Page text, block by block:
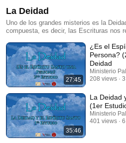
La Deidad
Uno de los grandes misterios es la
compuesta, es decir, las Escrituras nos
por el bienestar del universo y
En esta serie de estudios lograremos
está conformada por tres personas
mismo propósito. Veremos a cada ser
características y trabajo que realizan.
27:45
¿Es el
Persona?
Deidad
Ministerio
208 views
35:46
La Deidad
(1er
Ministerio
401 views